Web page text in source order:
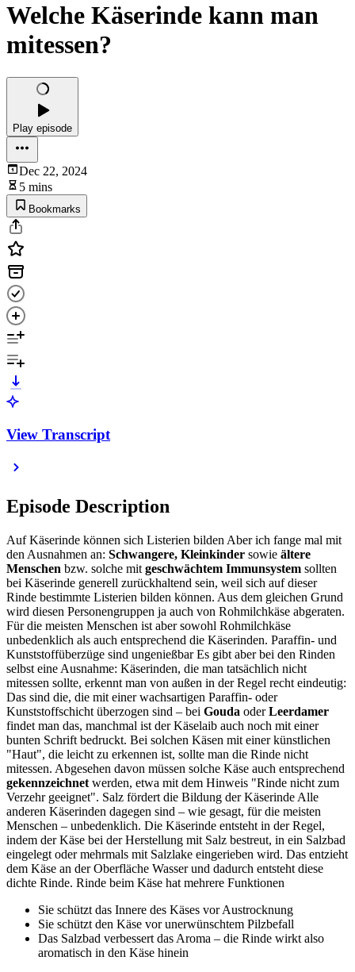
Welche Käserinde kann man
mitessen?
Play episode
Dec 22, 2024
5 mins
Bookmarks
View Transcript
Episode Description
Auf Käserinde können sich Listerien bilden Aber ich fange mal mit
den Ausnahmen an: Schwangere, Kleinkinder sowie ältere
Menschen bzw. solche mit geschwächtem Immunsystem sollten
bei Käserinde generell zurückhaltend sein, weil sich auf dieser
Rinde bestimmte Listerien bilden können. Aus dem gleichen Grund
wird diesen Personengruppen ja auch von Rohmilchkäse abgeraten.
Für die meisten Menschen ist aber sowohl Rohmilchkäse
unbedenklich als auch entsprechend die Käserinden. Paraffin- und
Kunststoffüberzüge sind ungenießbar Es gibt aber bei den Rinden
selbst eine Ausnahme: Käserinden, die man tatsächlich nicht
mitessen sollte, erkennt man von außen in der Regel recht eindeutig:
Das sind die, die mit einer wachsartigen Paraffin- oder
Kunststoffschicht überzogen sind – bei Gouda oderLeerdamer
findet man das, manchmal ist der Käselaib auch noch mit einer
bunten Schrift bedruckt. Bei solchen Käsen mit einer künstlichen
"Haut", die leicht zu erkennen ist, sollte man die Rinde nicht
mitessen. Abgesehen davon müssen solche Käse auch entsprechend
gekennzeichnet werden, etwa mit dem Hinweis "Rinde nicht zum
Verzehr geeignet". Salz fördert die Bildung der Käserinde Alle
anderen Käserinden dagegen sind – wie gesagt, für die meisten
Menschen – unbedenklich. Die Käserinde entsteht in der Regel,
indem der Käse bei der Herstellung mit Salz bestreut, in ein Salzbad
eingelegt oder mehrmals mit Salzlake eingerieben wird. Das entzieht
dem Käse an der Oberfläche Wasser und dadurch entsteht diese
dichte Rinde. Rinde beim Käse hat mehrere Funktionen
Sie schützt das Innere des Käses vor Austrocknung
Sie schützt den Käse vor unerwünschtem Pilzbefall
Das Salzbad verbessert das Aroma – die Rinde wirkt also
aromatisch in den Käse hinein